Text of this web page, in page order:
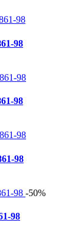
98
98
98
-50%
98